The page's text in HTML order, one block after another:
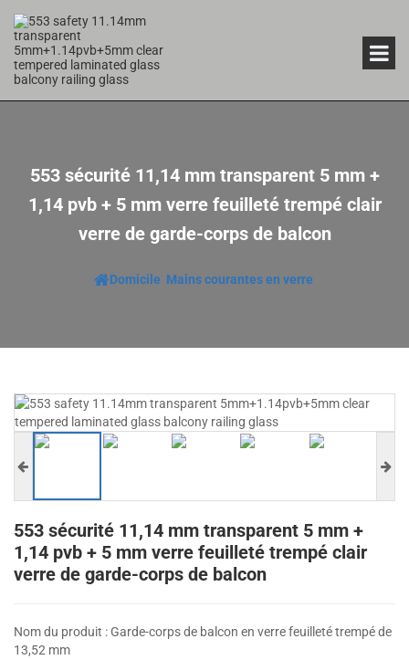
553 sécurité 11,14 mm transparent 5 mm +
1,14 pvb + 5 mm verre feuilleté trempé clair
verre de garde-corps de balcon
Domicile Mains courantes en verre
553 sécurité 11,14 mm transparent 5 mm +
1,14 pvb + 5 mm verre feuilleté trempé clair
verre de garde-corps de balcon
Nom du produit : Garde-corps de balcon en verre feuilleté trempé de
13,52 mm